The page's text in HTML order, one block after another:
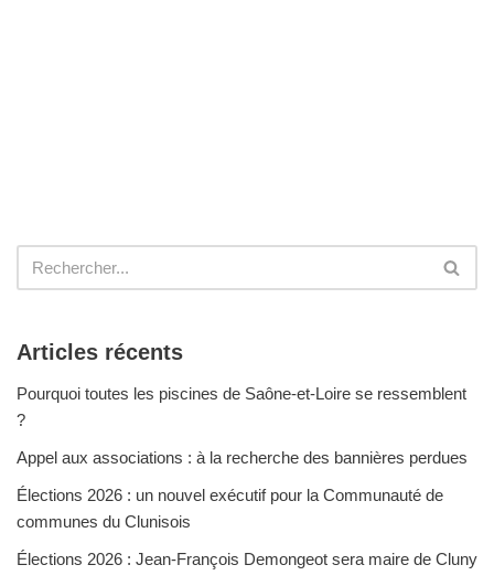
Articles récents
Pourquoi toutes les piscines de Saône-et-Loire se ressemblent
?
Appel aux associations : à la recherche des bannières perdues
Élections 2026 : un nouvel exécutif pour la Communauté de
communes du Clunisois
Élections 2026 : Jean-François Demongeot sera maire de Cluny